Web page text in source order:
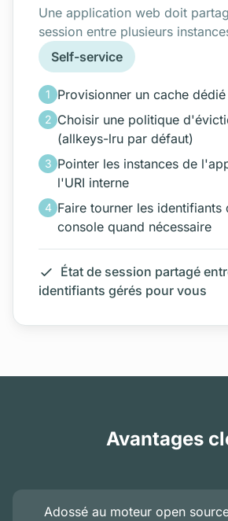
Une application web doit
session entre plusieurs
Self-service
1 Provisionner un cache
2 Choisir une politique
(allkeys-lru par défaut)
3 Pointer les instances de
l'URI interne
4 Faire tourner les identifiants
console quand nécessaire
État de session partagé
identifiants gérés pour vous
Avantages
Adossé au moteur open